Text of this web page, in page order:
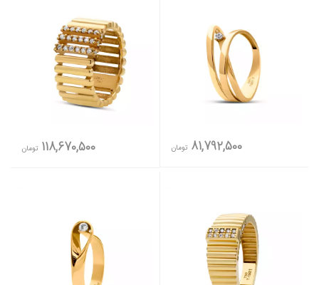
81,792,500 تومان 118,670,500 تومان